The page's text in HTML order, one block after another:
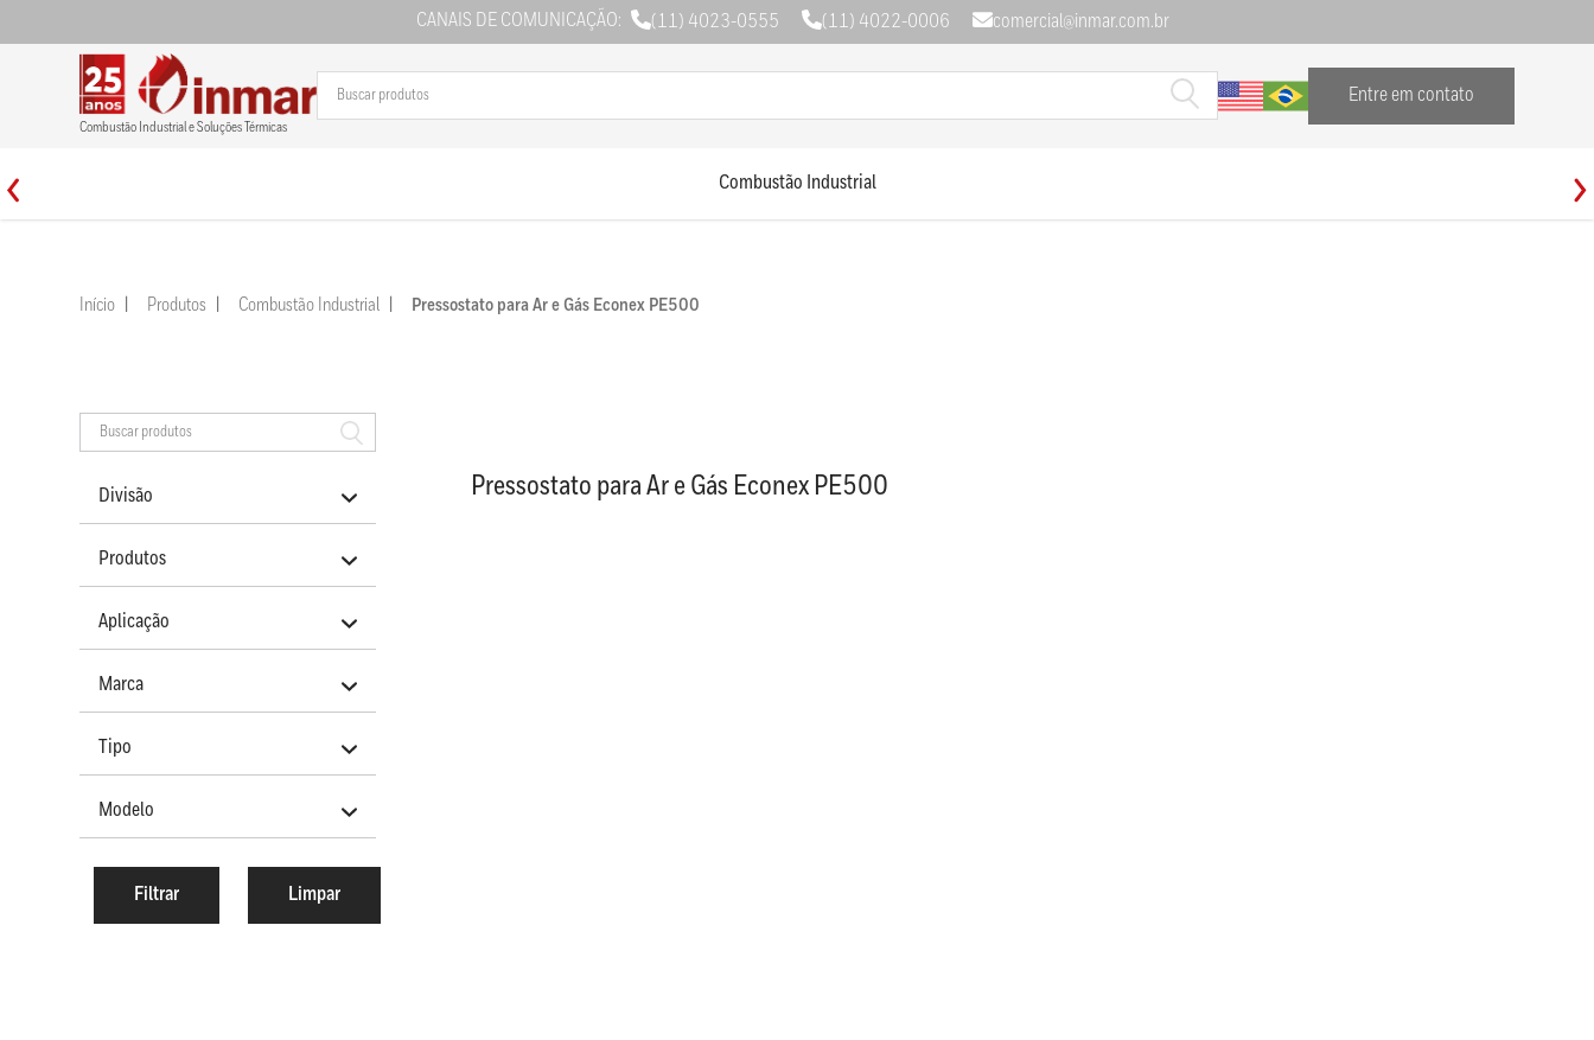
CANAIS DE COMUNICAÇÃO: (11) 4023-0555 (11) 4022-0006 comercial@inmar.com.br
Combustão Industrial e Soluções Térmicas
Entre em contato
Combustão Industrial
Início Produtos Combustão Industrial Pressostato para Ar e Gás Econex PE500
Divisão
Produtos
Aplicação
Marca
Tipo
Modelo
Pressostato para Ar e Gás Econex PE500